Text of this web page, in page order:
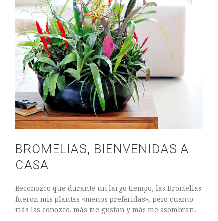
ARTE FLORAL
BLOGS
Bodas
CULTIVOS
DECORACION
EXPOSICIONES
FLORISTERÍAS
FOTOGRAFIA
INSTAGRAM
JARDINES
LOS PINTORES Y LAS FLORES
MAESTROS FLORISTAS
PLANTAS
ramos de novia
BROMELIAS, BIENVENIDAS A
CASA
Reconozco que durante un largo tiempo, las Bromelias
fueron mis plantas «menos preferidas», pero cuanto
más las conozco, más me gustan y más me asombran.